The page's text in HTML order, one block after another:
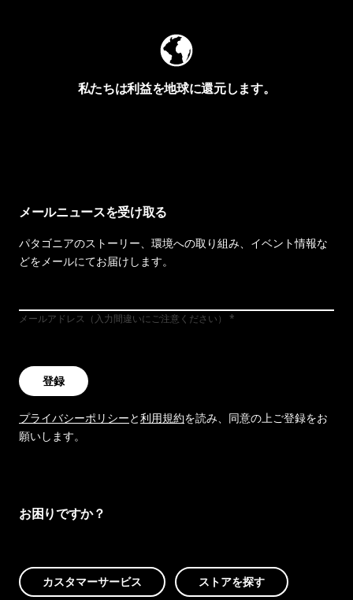
私たちは利益を地球に還元します。
メールニュースを受け取る
パタゴニアのストーリー、環境への取り組み、イベント情報な
どをメールにてお届けします。
メールアドレス（入力間違いにご注意ください）
登録
プライバシーポリシーと利用規約を読み、同意の上ご登録をお
願いします。
お困りですか？
カスタマーサービス ストアを探す